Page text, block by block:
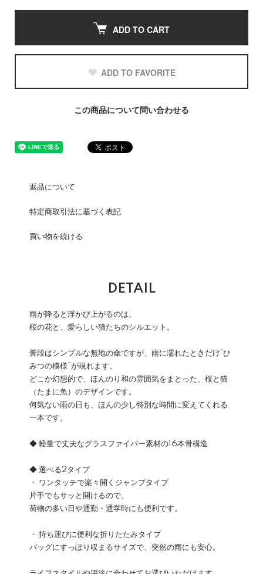
ADD TO CART
ADD TO FAVORITE
この商品について問い合わせる
返品について
特定商取引法に基づく表記
買い物を続ける
DETAIL
雨が降ると浮かび上がるのは、
桜の花と、愛らしい猫たちのシルエット。
普段はシンプルな無地の傘ですが、雨に濡れたときだけ“ひ
みつの模様”が現れます。
どこか幻想的で、ほんのり和の雰囲気をまとった、桜と猫
（たまに魚）のデザインです。
何気ない雨の日も、ほんの少し特別な時間に変えてくれる
一本です。
◆ 軽量で丈夫なグラスファイバー素材の16本骨構造
◆ 選べる2タイプ
・ ワンタッチで楽々開くジャンプタイプ
片手でもサッと開けるので、
荷物の多い日や通勤・通学時にも便利です。
・ 持ち運びに便利な折りたたみタイプ
バッグにすっぽり収まるサイズで、突然の雨にも安心。